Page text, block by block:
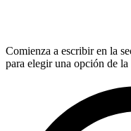
Comienza a escribir en la
para elegir una opción de la